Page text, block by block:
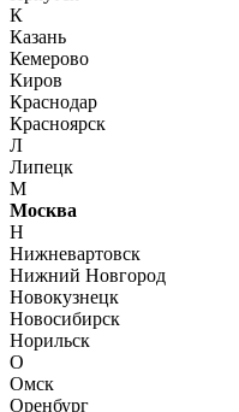
К
Казань
Кемерово
Киров
Краснодар
Красноярск
Л
Липецк
М
Москва
Н
Нижневартовск
Нижний Новгород
Новокузнецк
Новосибирск
Норильск
О
Омск
Оренбург